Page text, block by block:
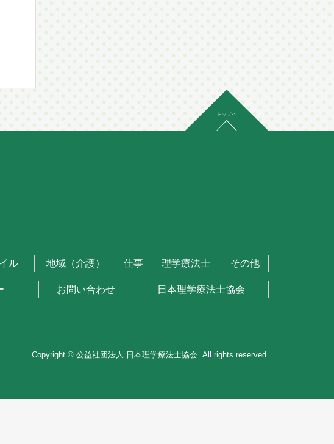
ル 地域（介護） 仕事 理学療法士 その他
お問い合わせ 日本理学療法士協会
Copyright © 公益社団法人 日本理学療法士協会. All rights reserved.